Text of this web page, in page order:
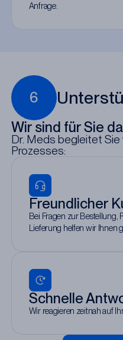
Anfrage.
6
Wir sind für Sie da
Dr. Meds begleitet
Prozesses:
Freundlicher
Bei Fragen zur Bestellung,
Lieferung helfen wir Ihnen
Schnelle
Wir reagieren zeitnah auf